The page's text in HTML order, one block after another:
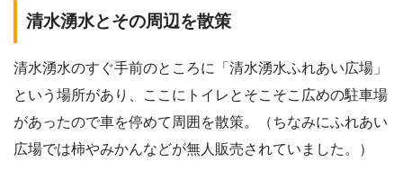
清水湧水とその周辺を散策
清水湧水のすぐ手前のところに「清水湧水ふれあい広場」
という場所があり、ここにトイレとそこそこ広めの駐車場
があったので車を停めて周囲を散策。（ちなみにふれあい
広場では柿やみかんなどが無人販売されていました。）